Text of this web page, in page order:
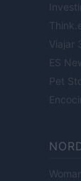
Viajar
ES
Pet